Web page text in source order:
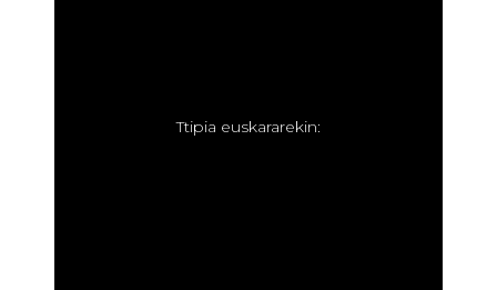
Ttipia euskararekin: